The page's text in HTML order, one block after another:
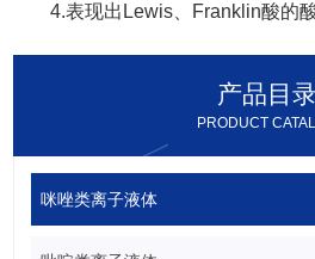
产品目
PRODUCT
咪唑类离子液体
4.表现出Lewis、Franklin酸的